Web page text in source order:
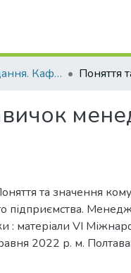
Друковані видання. Кафедра менеджменту ім. І.А. Маркіної
та значення
підприємства.
: матеріали VІ
2022 р. м.